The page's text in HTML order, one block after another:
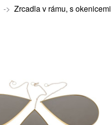
-> Zrcadla v rámu, s okenicemi